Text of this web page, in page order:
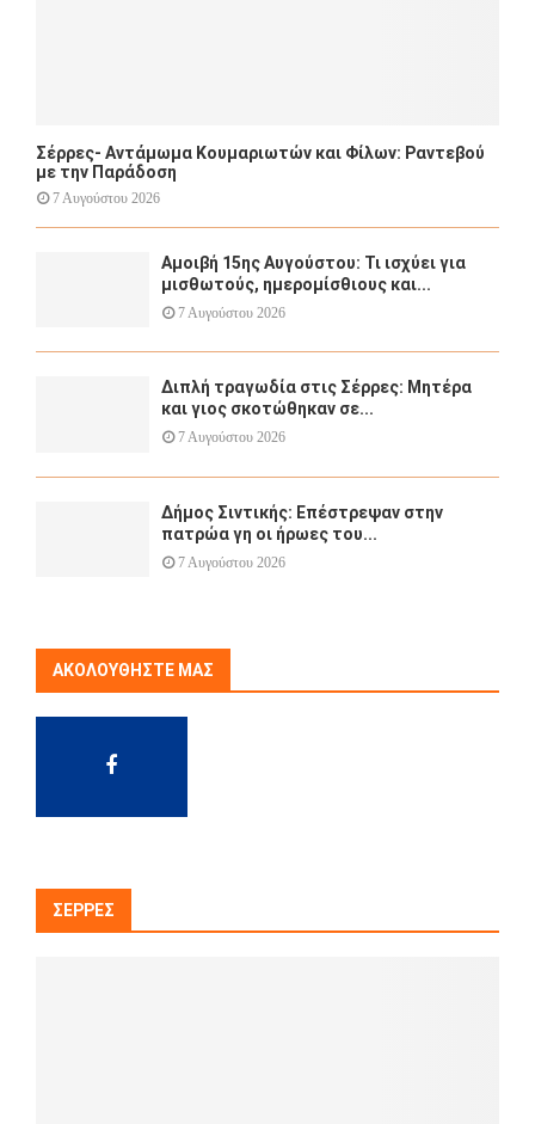
Σέρρες- Αντάμωμα Κουμαριωτών και Φίλων: Ραντεβού
με την Παράδοση
7 Αυγούστου 2026
Αμοιβή 15ης Αυγούστου: Τι ισχύει για
μισθωτούς, ημερομίσθιους και...
7 Αυγούστου 2026
Διπλή τραγωδία στις Σέρρες: Μητέρα
και γιος σκοτώθηκαν σε...
7 Αυγούστου 2026
Δήμος Σιντικής: Επέστρεψαν στην
πατρώα γη οι ήρωες του...
7 Αυγούστου 2026
ΑΚΟΛΟΥΘΉΣΤΕ ΜΑΣ
ΣΈΡΡΕΣ